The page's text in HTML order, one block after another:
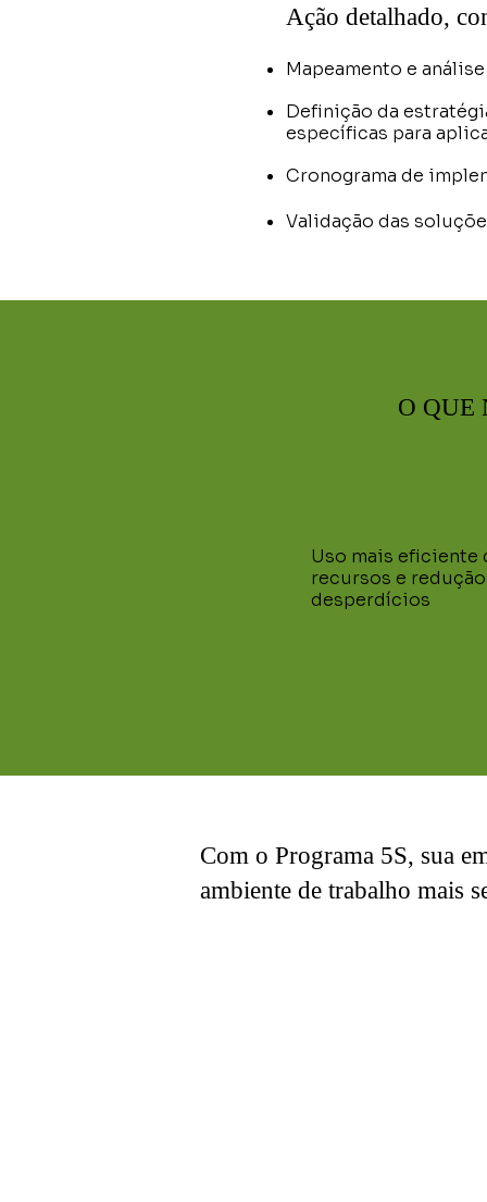
Ação detalhado,
Mapeamento e
Definição da
específicas para
Cronograma de
Validação das
O QUE
Uso mais eficiente
recursos e
desperdícios
Com o Programa 5S, sua
ambiente de trabalho mais